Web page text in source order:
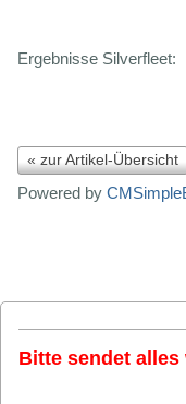
Ergebnisse Silverfleet:
« zur Artikel-Übersicht
Powered by
Bitte sendet